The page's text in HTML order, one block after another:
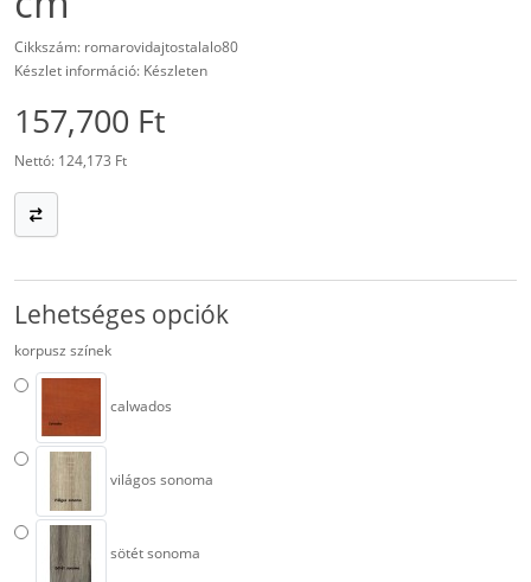
Cikkszám: romarovidajtostalalo80
Készlet információ: Készleten
157,700 Ft
Nettó: 124,173 Ft
Lehetséges opciók
korpusz színek
calwados
világos sonoma
sötét sonoma